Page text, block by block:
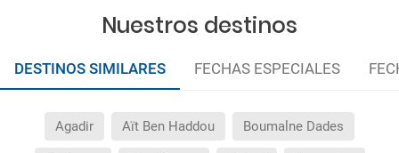
Nuestros destinos
DESTINOS SIMILARES FECHAS ESPECIALES
Agadir Aït Ben Haddou Boumalne Dades